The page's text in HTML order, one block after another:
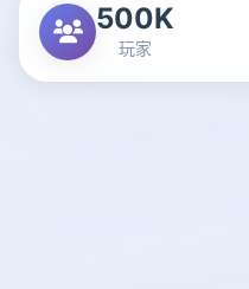
500K
玩家